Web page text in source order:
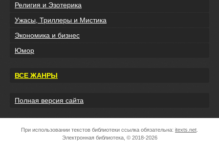
Религия и Эзотерика
Ужасы, Триллеры и Мистика
Экономика и бизнес
Юмор
ВСЕ ЖАНРЫ
Полная версия сайта
При использовании текстов библиотеки ссылка обязательна: itexts.net
Электронная библиотека, © 2018-2026